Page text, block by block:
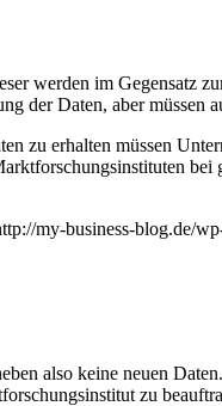
werden im Gegensatz
der Daten, aber müssen
zu erhalten müssen
my-business-blog.de/
also keine neuen
zu